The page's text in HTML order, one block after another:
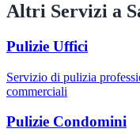
Altri Servizi a
Pulizie Uffici
Servizio di pulizia
commerciali
Pulizie Condomini